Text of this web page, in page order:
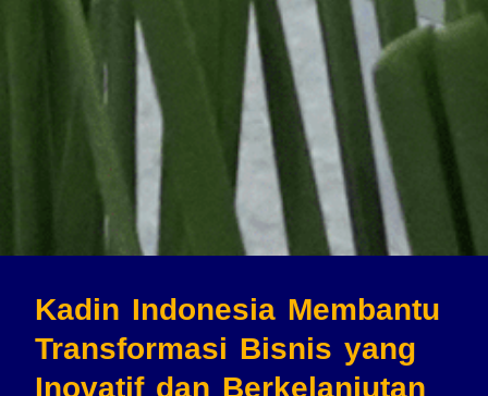
Kadin Indonesia Membantu
Transformasi Bisnis yang
Inovatif dan Berkelanjutan